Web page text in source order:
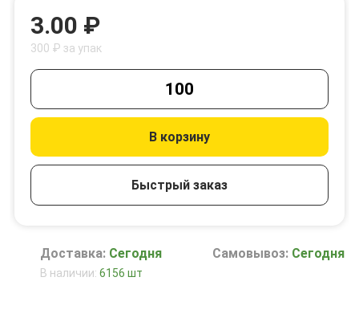
3.00 ₽
300 ₽ за упак
В корзину
Быстрый заказ
Доставка: Сегодня Самовывоз: Сегодня
В наличии: 6156 шт